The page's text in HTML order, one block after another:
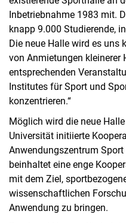
Inbetriebnahme 1983 mit.
knapp 9.000 Studierende,
Die neue Halle wird es uns
von Anmietungen kleinerer
entsprechenden
Institutes für Sport und
konzentrieren.“
Möglich wird die neue
Universität initiierte
Anwendungszentrum Sport
beinhaltet eine enge
mit dem Ziel,
wissenschaftlichen
Anwendung zu bringen.